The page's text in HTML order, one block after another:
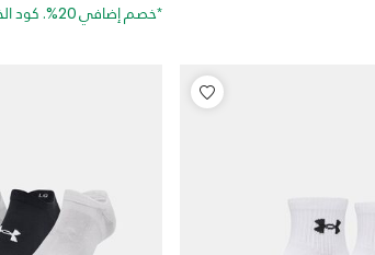
*خصم إضافي 20%. كود الخصم: EXTRA20